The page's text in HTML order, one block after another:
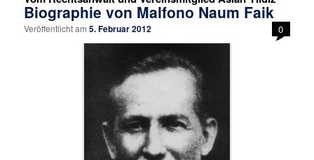
Biographie von Malfono Naum Faik
Veröffentlicht am5. Februar 2012 0